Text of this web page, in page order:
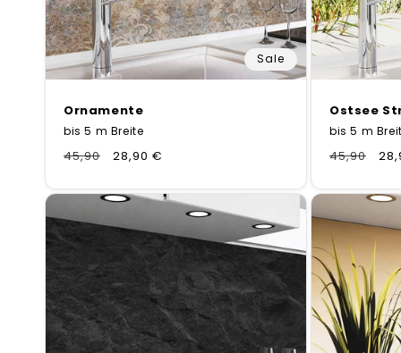
i
e
:
Sale
Ornamente
bis 5 m Breite
Normaler
45,90 Verkaufspreis
28,90 €
Ostsee
bis 5 m
Normaler
45,90